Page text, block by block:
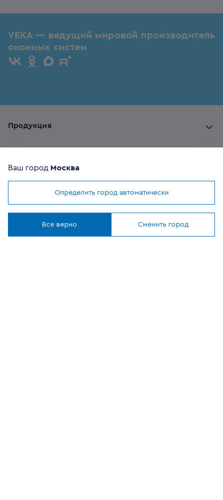
Мы используем cookies
VEKA — ведущий мировой производитель
оконных систем
Продукция
Где купить
Ваш город Москва
Определить город автоматически
Все верно Сменить город